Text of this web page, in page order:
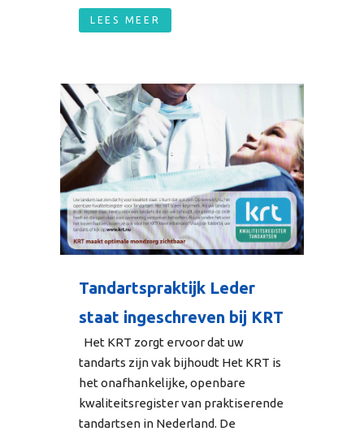
LEES MEER
Tandartspraktijk Leder
staat ingeschreven bij KRT
Het KRT zorgt ervoor dat uw
tandarts zijn vak bijhoudt Het KRT is
het onafhankelijke, openbare
kwaliteitsregister van praktiserende
tandartsen in Nederland. De